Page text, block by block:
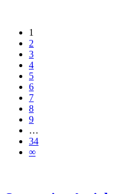
1
2
3
4
5
6
7
8
9
…
34
∞